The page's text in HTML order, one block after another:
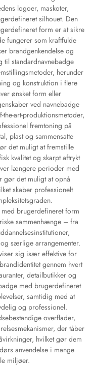
logoer, maskoter,
silhouet. Den
form er at sikre
fungerer som kraftfulde
brandgenkendelse og
standardnavnebadge
herunder
og konstruktion i flere
ønsket form eller
ved navnebadge
art-produktionsmetoder,
fremtoning på
plast og sammensatte
det muligt at fremstille
kvalitet og skarpt aftrykt
længere perioder med
det muligt at opnå
skaber professionelt
brugerdefineret form
sammenhænge – fra
særlige arrangementer.
sig især effektive for
gennem hvert
detailbutikker og
med brugerdefineret
samtidig med at
og professionel.
overflader,
der tåber
hvilket gør dem
anvendelse i mange
miljøer.